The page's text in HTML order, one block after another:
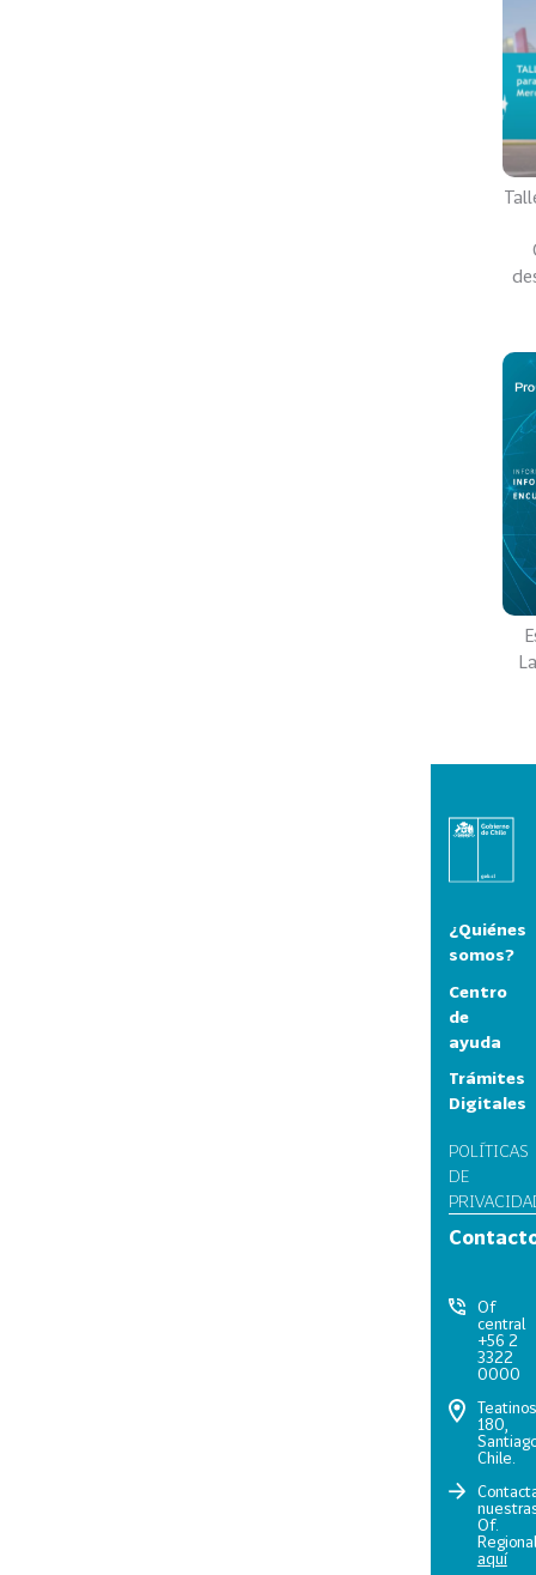
¿Quiénes
somos?
Centro
de
ayuda
Trámites
Digitales
POLÍTICAS
DE
Of
central
+56 2
3322
0000
Teatinos
180,
Chile.
Of.
aquí